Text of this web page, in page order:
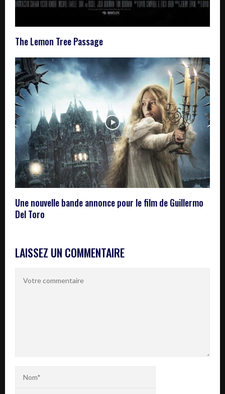
The Lemon Tree Passage
Une nouvelle bande annonce pour le film de Guillermo
Del Toro
LAISSEZ UN COMMENTAIRE